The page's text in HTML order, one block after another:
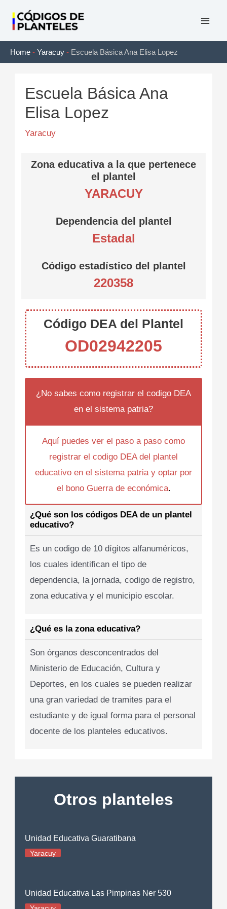
contenido
Home - Yaracuy - Escuela Básica Ana Elisa Lopez
Escuela Básica Ana
Elisa Lopez
Yaracuy
Zona educativa a la que pertenece
el plantel
YARACUY
Dependencia del plantel
Estadal
Código estadístico del plantel
220358
Código DEA del Plantel
OD02942205
¿No sabes como registrar el codigo DEA
en el sistema patria?
Aquí puedes ver el paso a paso como
registrar el codigo DEA del plantel
educativo en el sistema patria y optar por
el bono Guerra de económica.
¿Qué son los códigos DEA de un plantel
educativo?
Es un codigo de 10 dígitos alfanuméricos,
los cuales identifican el tipo de
dependencia, la jornada, codigo de registro,
zona educativa y el municipio escolar.
¿Qué es la zona educativa?
Son órganos desconcentrados del
Ministerio de Educación, Cultura y
Deportes, en los cuales se pueden realizar
una gran variedad de tramites para el
estudiante y de igual forma para el personal
docente de los planteles educativos.
Otros planteles
Unidad Educativa Guaratibana
Yaracuy
Unidad Educativa Las Pimpinas Ner 530